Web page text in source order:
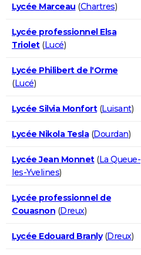
Lycée Marceau (Chartres)
Lycée professionnel Elsa
Triolet(Lucé)
Lycée Philibert de l'Orme
(Lucé)
Lycée Silvia Monfort(Luisant)
Lycée Nikola Tesla(Dourdan)
Lycée Jean Monnet(La Queue-
les-Yvelines)
Lycée professionnel de
Couasnon (Dreux)
Lycée Edouard Branly(Dreux)